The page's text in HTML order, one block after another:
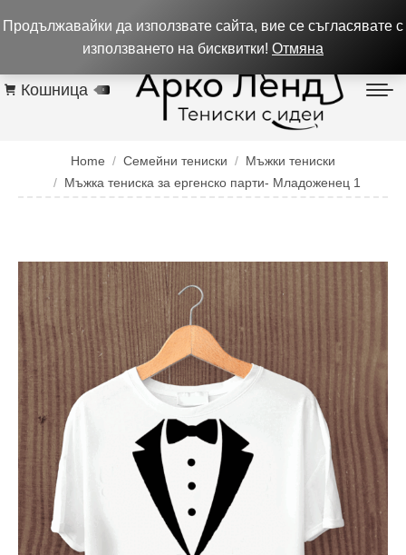
Контакти
Кошница
Home Семейни тениски
Мъжки тениски
Мъжка тениска за ергенско парти- Младоженец 1
Продължавайки да използвате сайта, вие се съгласявате с
използването на бисквитки! Отмяна